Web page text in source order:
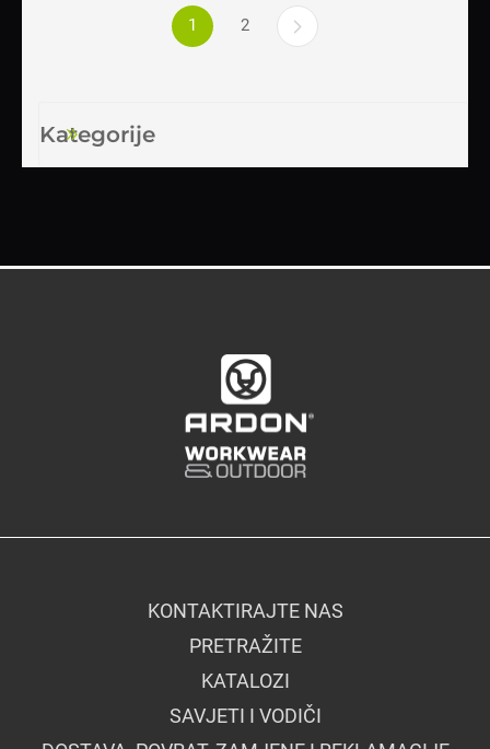
1 2
Kategorije
KONTAKTIRAJTE NAS
PRETRAŽITE
KATALOZI
SAVJETI I VODIČI